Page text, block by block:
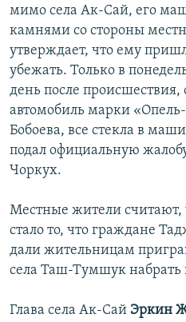
мимо села Ак-Сай, его
камнями со стороны
утверждает, что ему
убежать. Только в
день после происшествия,
автомобиль марки
Бобоева, все стекла в
подал официальную
Чоркух.
Местные жители
стало то, что граждане
дали жительницам
села Таш-Тумшук набрать
Глава села Ак-Сай Эркин